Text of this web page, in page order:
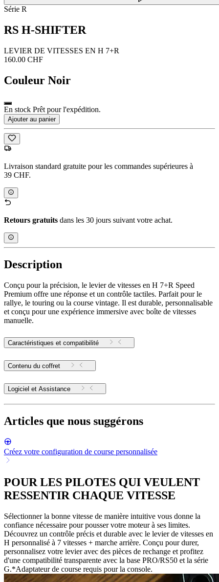
Série R
RS H-SHIFTER
LEVIER DE VITESSES EN H 7+R
160.00 CHF
Couleur Noir
En stock Prêt pour l'expédition.
Ajouter au panier
Livraison standard gratuite pour les commandes supérieures à
39 CHF.
Retours gratuits dans les 30 jours suivant votre achat.
Description
Conçu pour la précision, le levier de vitesses en H 7+R Speed
Premium offre une réponse et un contrôle tactiles. Parfait pour le
rallye, le touring ou la course vintage. Il est durable, personnalisable
et conçu pour une expérience immersive avec boîte de vitesses
manuelle.
Caractéristiques et compatibilité
Contenu du coffret
Logiciel et Assistance
Articles que nous suggérons
Créez votre configuration de course personnalisée
POUR LES PILOTES QUI VEULENT
RESSENTIR CHAQUE VITESSE
Sélectionner la bonne vitesse de manière intuitive vous donne la
confiance nécessaire pour pousser votre moteur à ses limites.
Découvrez un contrôle précis et durable avec le levier de vitesses en
H personnalisé à 7 vitesses + marche arrière. Conçu pour durer,
personnalisez votre levier avec des pièces de rechange et profitez
d'une compatibilité transparente avec la base PRO/RS50 et la série
G.*Adaptateur de course requis pour la console.